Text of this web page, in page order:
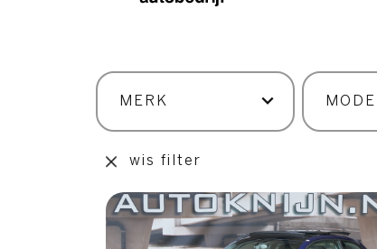
wis filter